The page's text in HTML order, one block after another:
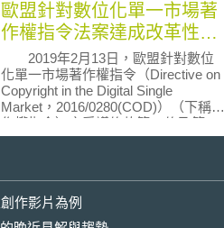
歐盟針對數位化單一市場著
作權指令法案達成改革性修
2019年2月13日，歐盟針對數位
化單一市場著作權指令（Directive on
Copyright in the Digital Single
Market，2016/0280(COD)）（下稱著
作權指令）之爭議條款第11條及第13
條進行討論修正，並達成共識。
多的改革過程始終產生多方爭議；其
中，最具爭議性的有兩大條款：第11
作影片為例